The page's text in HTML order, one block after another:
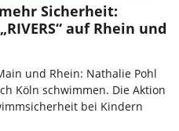
Sicherheit:
auf Rhein und
und Rhein: Nathalie Pohl
Köln schwimmen. Die Aktion
bei Kindern